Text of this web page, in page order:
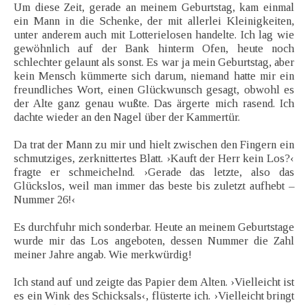
Um diese Zeit, gerade an meinem Geburtstag, kam einmal
ein Mann in die Schenke, der mit allerlei Kleinigkeiten,
unter anderem auch mit Lotterielosen handelte. Ich lag wie
gewöhnlich auf der Bank hinterm Ofen, heute noch
schlechter gelaunt als sonst. Es war ja mein Geburtstag, aber
kein Mensch kümmerte sich darum, niemand hatte mir ein
freundliches Wort, einen Glückwunsch gesagt, obwohl es
der Alte ganz genau wußte. Das ärgerte mich rasend. Ich
dachte wieder an den Nagel über der Kammertür.
Da trat der Mann zu mir und hielt zwischen den Fingern ein
schmutziges, zerknittertes Blatt. ›Kauft der Herr kein Los?‹
fragte er schmeichelnd. ›Gerade das letzte, also das
Glückslos, weil man immer das beste bis zuletzt aufhebt –
Nummer 26!‹
Es durchfuhr mich sonderbar. Heute an meinem Geburtstage
wurde mir das Los angeboten, dessen Nummer die Zahl
meiner Jahre angab. Wie merkwürdig!
Ich stand auf und zeigte das Papier dem Alten. ›Vielleicht ist
es ein Wink des Schicksals‹, flüsterte ich. ›Vielleicht bringt